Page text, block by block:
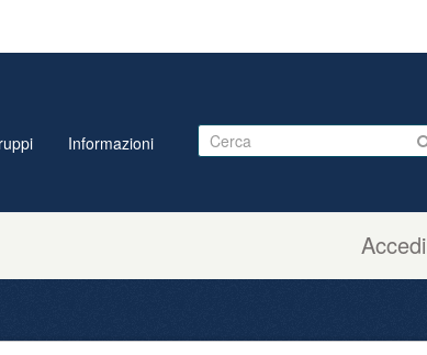
Accedi
Informazioni